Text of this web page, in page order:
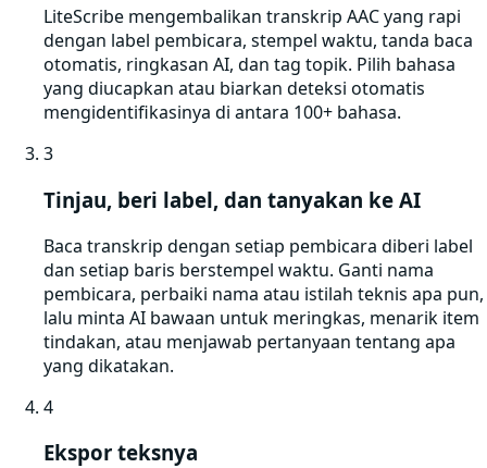
LiteScribe mengembalikan transkrip AAC yang rapi
dengan label pembicara, stempel waktu, tanda baca
otomatis, ringkasan AI, dan tag topik. Pilih bahasa
yang diucapkan atau biarkan deteksi otomatis
mengidentifikasinya di antara 100+ bahasa.
3
Tinjau, beri label, dan tanyakan ke AI
Baca transkrip dengan setiap pembicara diberi label
dan setiap baris berstempel waktu. Ganti nama
pembicara, perbaiki nama atau istilah teknis apa pun,
lalu minta AI bawaan untuk meringkas, menarik item
tindakan, atau menjawab pertanyaan tentang apa
yang dikatakan.
4
Ekspor teksnya